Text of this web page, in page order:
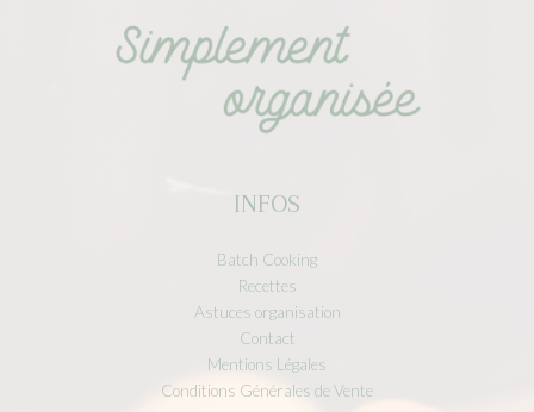
INFOS
Batch Cooking
Recettes
Astuces organisation
Contact
Mentions Légales
Conditions Générales de Vente